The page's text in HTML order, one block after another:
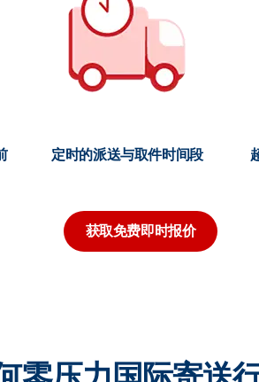
定时的派送与取件时间段
获取免费即时报价